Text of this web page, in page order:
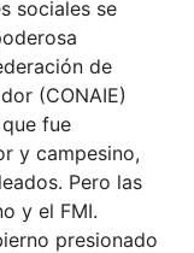
sociales se
de
(CONAIE)
fue
y campesino,
Pero las
y el FMI.
presionado